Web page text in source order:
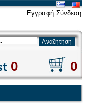
Εγγραφή Σύνδεση
0 0